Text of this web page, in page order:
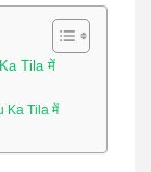
Tila में
Ka Tila में